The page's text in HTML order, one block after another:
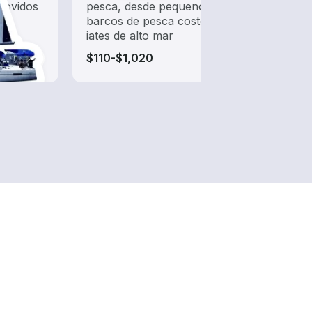
pesca, desde pequenos
barcos de pesca costeira até
iates de alto mar
$110-$1,020